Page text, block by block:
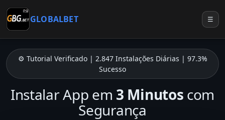
GLOBALBET ☰
⚙️ Tutorial Verificado | 2.847 Instalações Diárias | 97.3%
Sucesso
Instalar App em 3 Minutos com
Segurança